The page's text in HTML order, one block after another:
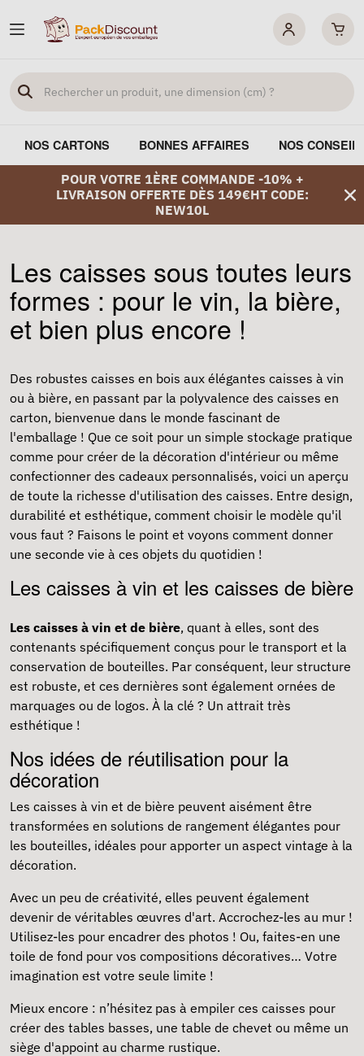
NOS CARTONS BONNES AFFAIRES NOS
POUR VOTRE 1ÈRE COMMANDE -10% +
LIVRAISON OFFERTE DÈS 149€HT CODE:
NEW10L
Les caisses sous toutes leurs
formes : pour le vin, la bière,
et bien plus encore !
Des robustes caisses en bois aux élégantes caisses à vin
ou à bière, en passant par la polyvalence des caisses en
carton, bienvenue dans le monde fascinant de
l'emballage ! Que ce soit pour un simple stockage pratique
comme pour créer de la décoration d'intérieur ou même
confectionner des cadeaux personnalisés, voici un aperçu
de toute la richesse d'utilisation des caisses. Entre design,
durabilité et esthétique, comment choisir le modèle qu'il
vous faut ? Faisons le point et voyons comment donner
une seconde vie à ces objets du quotidien !
Les caisses à vin et les caisses de bière
Les caisses à vin et de bière, quant à elles, sont des
contenants spécifiquement conçus pour le transport et la
conservation de bouteilles. Par conséquent, leur structure
est robuste, et ces dernières sont également ornées de
marquages ou de logos. À la clé ? Un attrait très
esthétique !
Nos idées de réutilisation pour la
décoration
Les caisses à vin et de bière peuvent aisément être
transformées en solutions de rangement élégantes pour
les bouteilles, idéales pour apporter un aspect vintage à la
décoration.
Avec un peu de créativité, elles peuvent également
devenir de véritables œuvres d'art. Accrochez-les au mur !
Utilisez-les pour encadrer des photos ! Ou, faites-en une
toile de fond pour vos compositions décoratives… Votre
imagination est votre seule limite !
Mieux encore : n’hésitez pas à empiler ces caisses pour
créer des tables basses, une table de chevet ou même un
siège d'appoint au charme rustique.